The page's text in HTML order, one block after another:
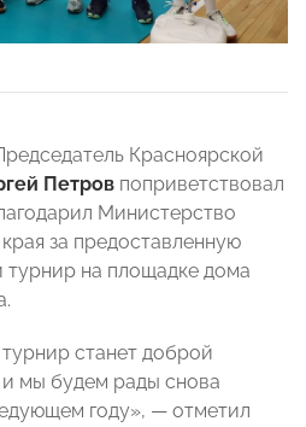
Красноярской
Петров поприветствовал
Министерство
за предоставленную
турнир на площадке дома
станет доброй
мы будем рады снова
году», — отметил